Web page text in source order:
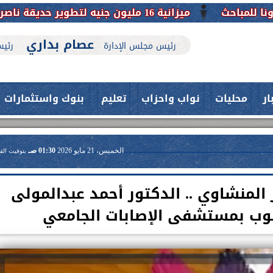
ميزانية 16 مليون جنيه لتطوير حديقة ناصر بأبوتيج.. نقلة حضارية تحافظ على تاريخها
رئيس مجلس الإدارة عصام بداري
محليات نواب واحزاب تعليم بنوك واستثمارات
الخميس، 21 مايو 2026 01:30 صـ بتوقيت
المنشاوي .. الدكتور أحمد عبدالمولى
بمستشفى الإصابات الجامعي
العلاج الحر بمنفلوط بالتعاون مع هيئة
حدث بمستشفيات جامعة اسيوط....
فريق طبي بقسم الأنف والأذن